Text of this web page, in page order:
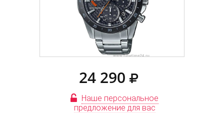
24 290
Наше персональное
предложение для вас